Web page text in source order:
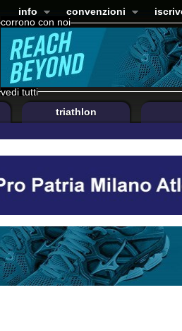
corrono con noi
vedi tutti
info convenzioni
triathlon